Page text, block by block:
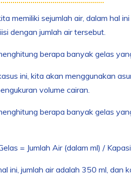
memiliki sejumlah air, dalam hal
dengan jumlah air tersebut.
berapa banyak gelas
ini, kita akan menggunakan
volume cairan.
berapa banyak gelas
= Jumlah Air (dalam ml) /
ini, jumlah air adalah 350 ml, dan